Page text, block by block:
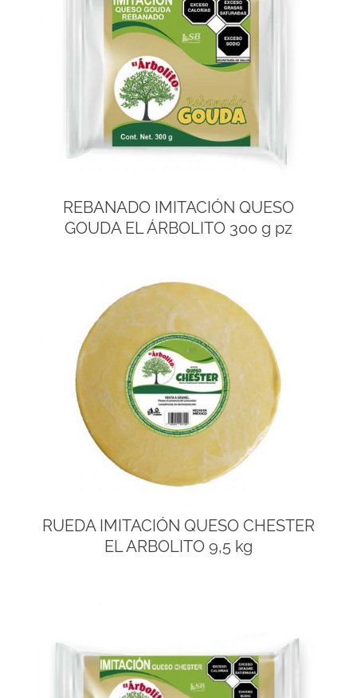
REBANADO IMITACIÓN QUESO
GOUDA EL ÁRBOLITO 300 g pz
RUEDA IMITACIÓN QUESO CHESTER
EL ARBOLITO 9,5 kg